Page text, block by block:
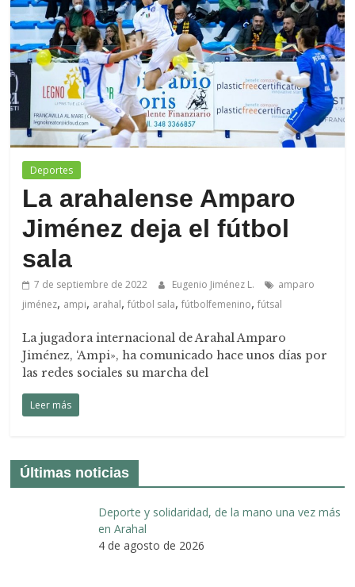
Arahal
Deportes
La arahalense Amparo
Jiménez deja el fútbol
sala
7 de septiembre de 2022 Eugenio Jiménez L.
amparo
jiménez, ampi, arahal,fútbol sala,fútbolfemenino,fútsal
La jugadora internacional de Arahal Amparo
Jiménez, ‘Ampi», ha comunicado hace unos días por
las redes sociales su marcha del
Leer más
Últimas noticias
Deporte y solidaridad, de la mano una vez más
en Arahal
4 de agosto de 2026